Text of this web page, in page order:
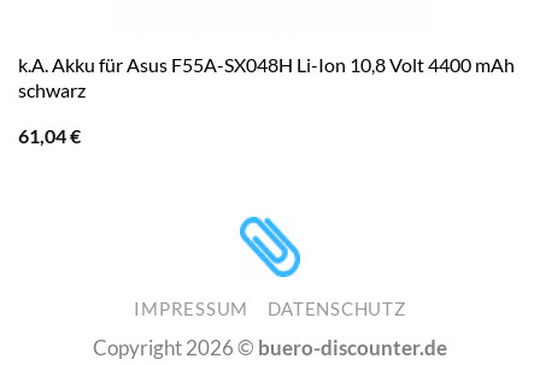
k.A. Akku für Asus F55A-SX048H Li-Ion 10,8 Volt 4400 mAh
schwarz
61,04€
IMPRESSUM DATENSCHUTZ
Copyright 2026 © buero-discounter.de